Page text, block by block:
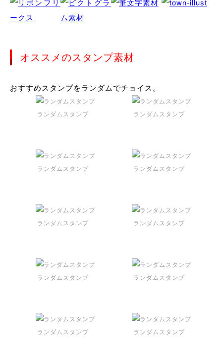
オススメのスタンプ素材
おすすめスタンプをランダムでチョイス。
ランダムスタンプ ランダムスタンプ
ランダムスタンプ ランダムスタンプ
ランダムスタンプ ランダムスタンプ
ランダムスタンプ ランダムスタンプ
ランダムスタンプ ランダムスタンプ